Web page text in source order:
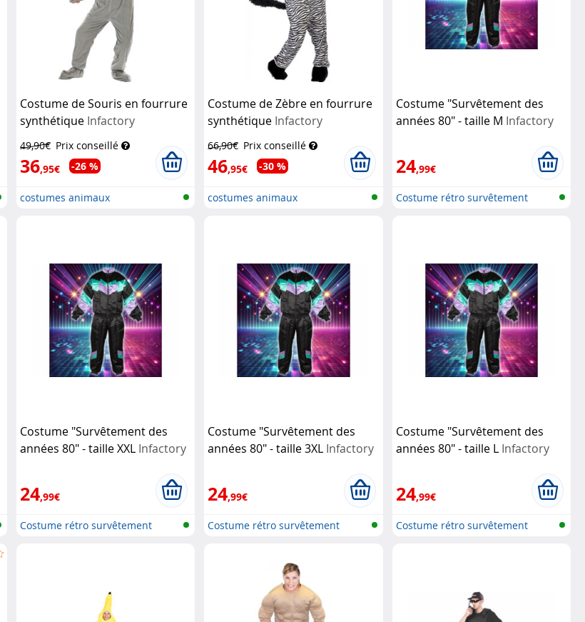
Costume de Souris en fourrure
synthétique Infactory
49,90€ Prix conseillé
36,95€ -26 %
costumes animaux
Costume de Zèbre en fourrure
synthétique Infactory
66,90€ Prix conseillé
46,95€ -30 %
costumes animaux
Costume "Survêtement des
années 80" - taille M Infactory
24,99€
Costume rétro survêtement
Costume "Survêtement des
années 80" - taille XXL Infactory
24,99€
Costume rétro survêtement
Costume "Survêtement des
années 80" - taille 3XL Infactory
24,99€
Costume rétro survêtement
Costume "Survêtement des
années 80" - taille L Infactory
24,99€
Costume rétro survêtement